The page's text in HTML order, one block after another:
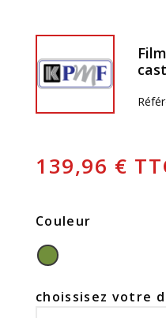
139,96 €
Couleur
choissisez votre